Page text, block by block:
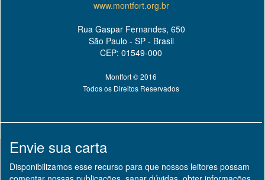
www.montfort.org.br
Rua Gaspar Fernandes, 650
São Paulo - SP - Brasil
CEP: 01549-000
Montfort © 2016
Todos os Direitos Reservados
Envie sua carta
Disponibilizamos esse recurso para que nossos leitores possam